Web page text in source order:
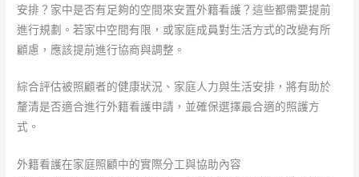
安排？家中是否有足夠的空間來安置外籍看護？這些都需要提前
進行規劃。若家中空間有限，或家庭成員對生活方式的改變有所
顧慮，應該提前進行協商與調整。
綜合評估被照顧者的健康狀況、家庭人力與生活安排，將有助於
釐清是否適合進行外籍看護申請，並確保選擇最合適的照護方
式。
外籍看護在家庭照顧中的實際分工與協助內容